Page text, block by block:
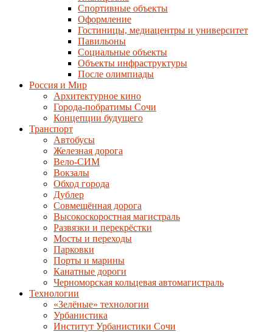
Спортивные объекты
Оформление
Гостиницы, медиацентры и университет
Павильоны
Социальные объекты
Объекты инфраструктуры
После олимпиады
Россия и Мир
Архитектурное кино
Города-побратимы Сочи
Концепции будущего
Транспорт
Автобусы
Железная дорога
Вело-СИМ
Вокзалы
Обход города
Дублер
Совмещённая дорога
Высокоскоростная магистраль
Развязки и перекрёстки
Мосты и переходы
Парковки
Порты и марины
Канатные дороги
Черноморская кольцевая автомагистраль
Технологии
«Зелёные» технологии
Урбанистика
Институт Урбанистики Сочи